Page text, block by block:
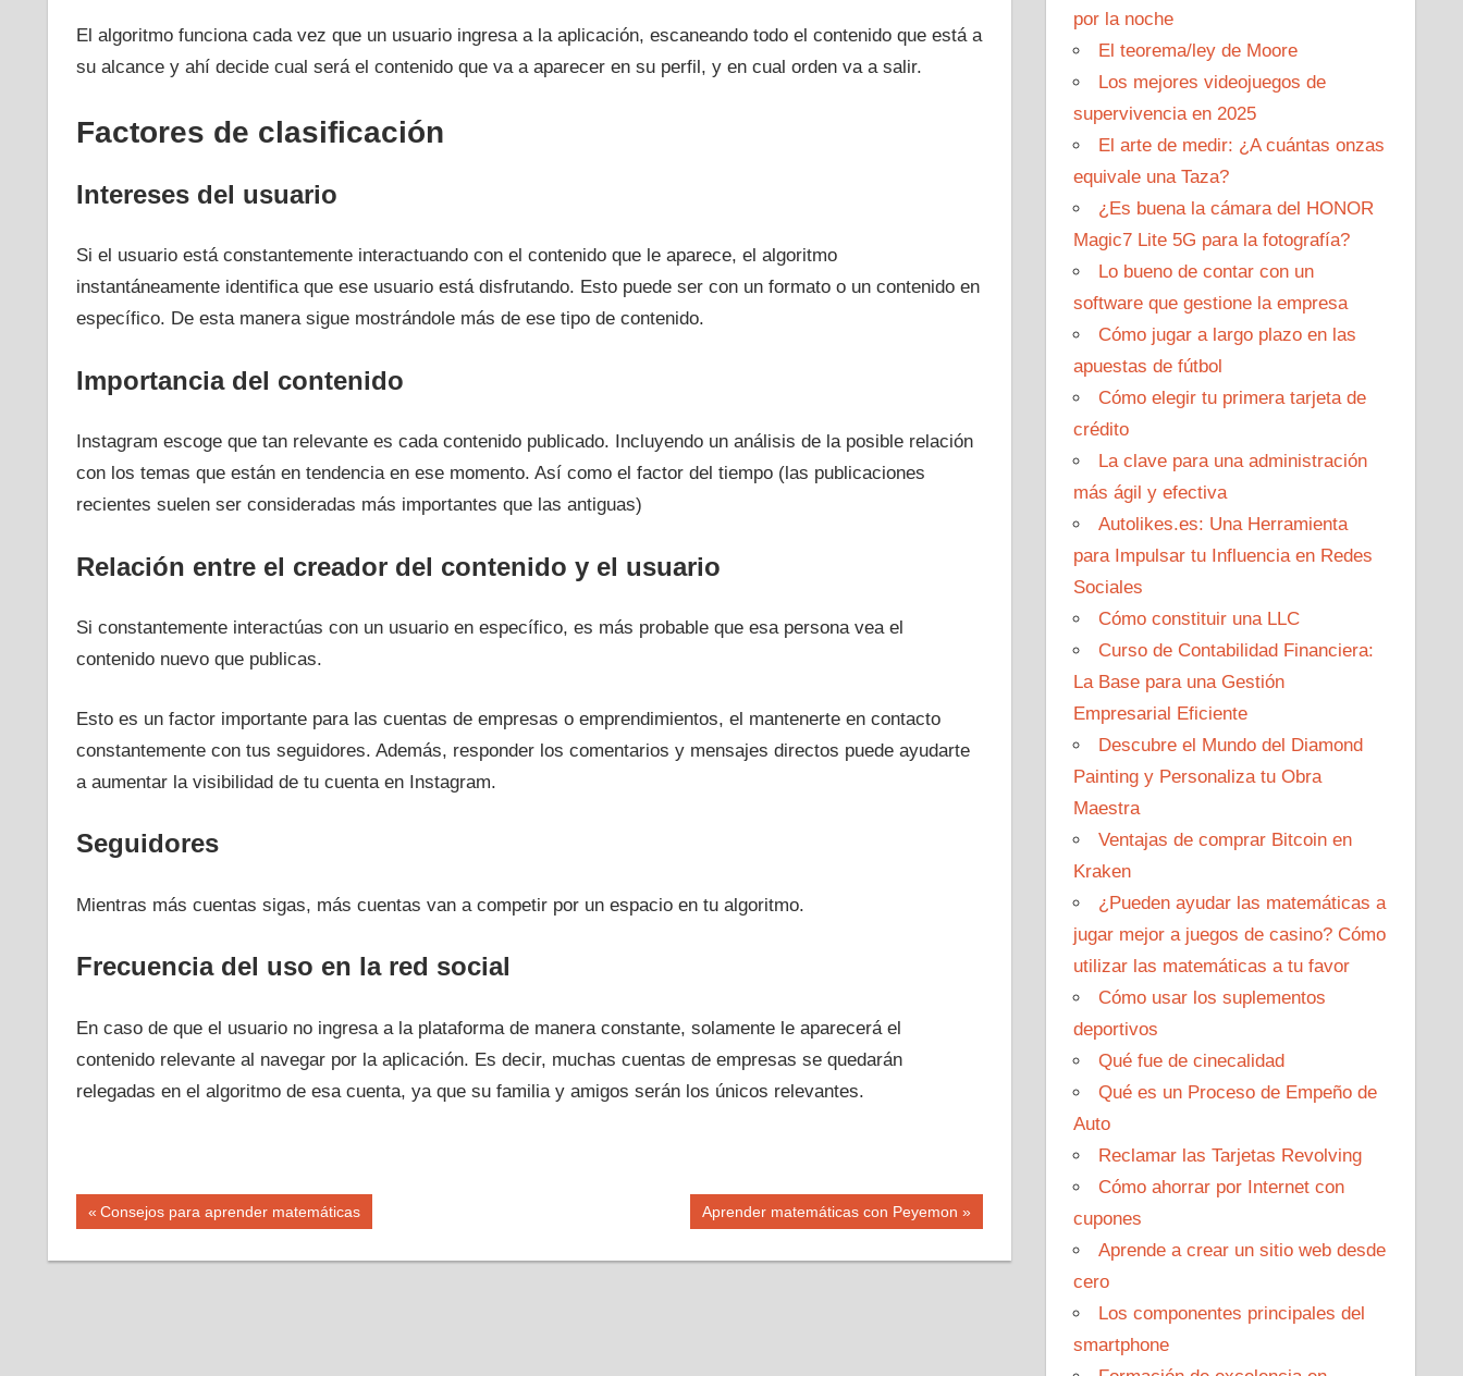
El algoritmo funciona cada vez que un usuario ingresa a la aplicación, escaneando todo el contenido que está a
su alcance y ahí decide cual será el contenido que va a aparecer en su perfil, y en cual orden va a salir.
Factores de clasificación
Intereses del usuario
Si el usuario está constantemente interactuando con el contenido que le aparece, el algoritmo
instantáneamente identifica que ese usuario está disfrutando. Esto puede ser con un formato o un contenido en
específico. De esta manera sigue mostrándole más de ese tipo de contenido.
Importancia del contenido
Instagram escoge que tan relevante es cada contenido publicado. Incluyendo un análisis de la posible relación
con los temas que están en tendencia en ese momento. Así como el factor del tiempo (las publicaciones
recientes suelen ser consideradas más importantes que las antiguas)
Relación entre el creador del contenido y el usuario
Si constantemente interactúas con un usuario en específico, es más probable que esa persona vea el
contenido nuevo que publicas.
Esto es un factor importante para las cuentas de empresas o emprendimientos, el mantenerte en contacto
constantemente con tus seguidores. Además, responder los comentarios y mensajes directos puede ayudarte
a aumentar la visibilidad de tu cuenta en Instagram.
Seguidores
Mientras más cuentas sigas, más cuentas van a competir por un espacio en tu algoritmo.
Frecuencia del uso en la red social
En caso de que el usuario no ingresa a la plataforma de manera constante, solamente le aparecerá el
contenido relevante al navegar por la aplicación. Es decir, muchas cuentas de empresas se quedarán
relegadas en el algoritmo de esa cuenta, ya que su familia y amigos serán los únicos relevantes.
Navegación
de
Entrada
Consejos para aprender matemáticas
Siguiente
Aprender matemáticas con Peyemon
por la noche
El teorema/ley de Moore
Los mejores videojuegos de
supervivencia en 2025
El arte de medir: ¿A cuántas onzas
equivale una Taza?
¿Es buena la cámara del HONOR
Magic7 Lite 5G para la fotografía?
Lo bueno de contar con un
software que gestione la empresa
Cómo jugar a largo plazo en las
apuestas de fútbol
Cómo elegir tu primera tarjeta de
crédito
La clave para una administración
más ágil y efectiva
Autolikes.es: Una Herramienta
para Impulsar tu Influencia en Redes
Sociales
Cómo constituir una LLC
Curso de Contabilidad Financiera:
La Base para una Gestión
Empresarial Eficiente
Descubre el Mundo del Diamond
Painting y Personaliza tu Obra
Maestra
Ventajas de comprar Bitcoin en
Kraken
¿Pueden ayudar las matemáticas a
jugar mejor a juegos de casino? Cómo
utilizar las matemáticas a tu favor
Cómo usar los suplementos
deportivos
Qué fue de cinecalidad
Qué es un Proceso de Empeño de
Auto
Reclamar las Tarjetas Revolving
Cómo ahorrar por Internet con
cupones
Aprende a crear un sitio web desde
cero
Los componentes principales del
smartphone